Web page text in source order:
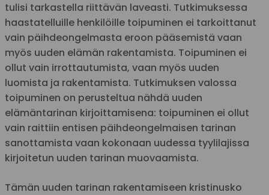
tulisi tarkastella riittävän laveasti. Tutkimuksessa
haastatelluille henkilöille toipuminen ei tarkoittanut
vain päihdeongelmasta eroon pääsemistä vaan
myös uuden elämän rakentamista. Toipuminen ei
ollut vain irrottautumista, vaan myös uuden
luomista ja rakentamista. Tutkimuksen valossa
toipuminen on perusteltua nähdä uuden
elämäntarinan kirjoittamisena: toipuminen ei ollut
vain raittiin entisen päihdeongelmaisen tarinan
sanottamista vaan kokonaan uudessa tyylilajissa
kirjoitetun uuden tarinan muovaamista.
Tämän uuden tarinan rakentamiseen kristinusko